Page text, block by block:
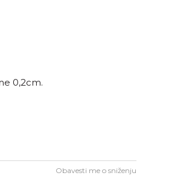
0,2cm.
Obavesti me o sniženju